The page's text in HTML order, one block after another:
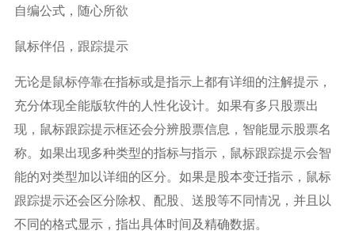
自编公式，随心所欲
鼠标伴侣，跟踪提示
无论是鼠标停靠在指标或是指示上都有详细的注解提示，
充分体现全能版软件的人性化设计。如果有多只股票出
现，鼠标跟踪提示框还会分辨股票信息，智能显示股票名
称。如果出现多种类型的指标与指示，鼠标跟踪提示会智
能的对类型加以详细的区分。如果是股本变迁指示，鼠标
跟踪提示还会区分除权、配股、送股等不同情况，并且以
不同的格式显示，指出具体时间及精确数据。